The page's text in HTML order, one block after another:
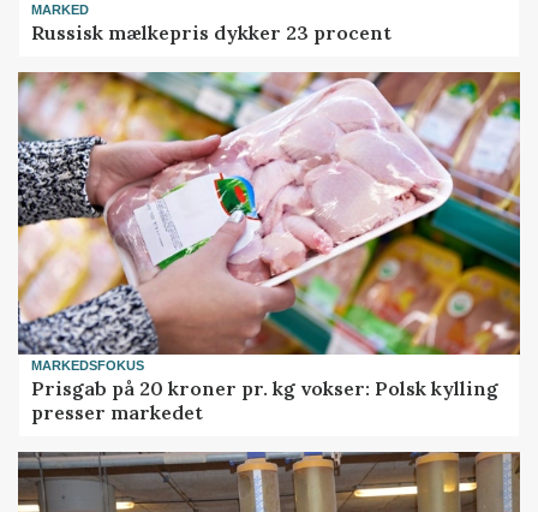
MARKED
Russisk mælkepris dykker 23 procent
MARKEDSFOKUS
Prisgab på 20 kroner pr. kg vokser: Polsk kylling
presser markedet